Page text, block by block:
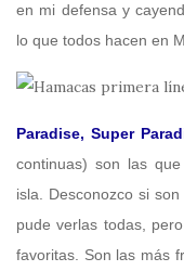
en mi defensa y
lo que todos hacen en
Paradise, Super
continuas) son las
isla. Desconozco si
pude verlas todas,
favoritas. Son las más